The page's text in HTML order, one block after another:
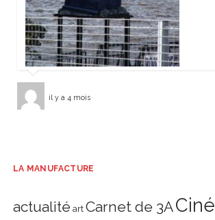
il y a 4 mois
LA MANUFACTURE
actualité art Carnet de 3A